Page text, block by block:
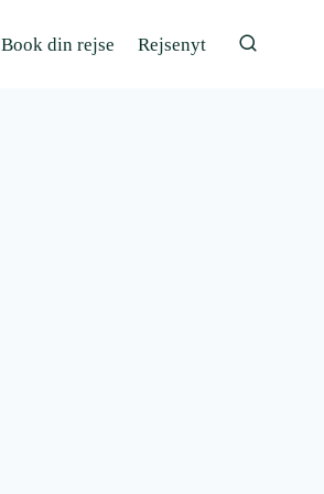
Book din rejse Rejsenyt